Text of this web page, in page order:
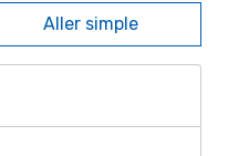
Aller simple